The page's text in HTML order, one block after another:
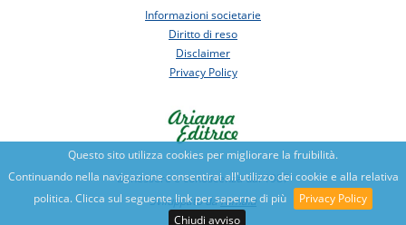
Questo sito utilizza cookies per migliorare la fruibilità.
Continuando nella navigazione consentirai all'utilizzo dei cookie e alla relativa
politica. Clicca sul seguente link per saperne di più
Privacy Policy
Chiudi avviso
Informazioni societarie
Diritto di reso
Disclaimer
Privacy Policy
Benessere e conoscenza dal 1987
Sviluppato daNimaia